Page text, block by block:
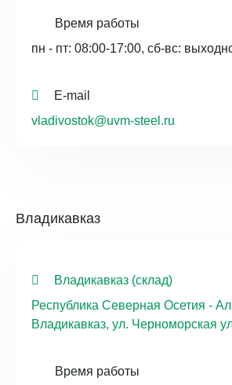
Время работы
пн - пт: 08:00-17:00, сб-вс:
E-mail
vladivostok@uvm-steel.ru
Владикавказ
Владикавказ (склад)
Республика Северная Осетия -
Владикавказ, ул. Черноморская
Время работы